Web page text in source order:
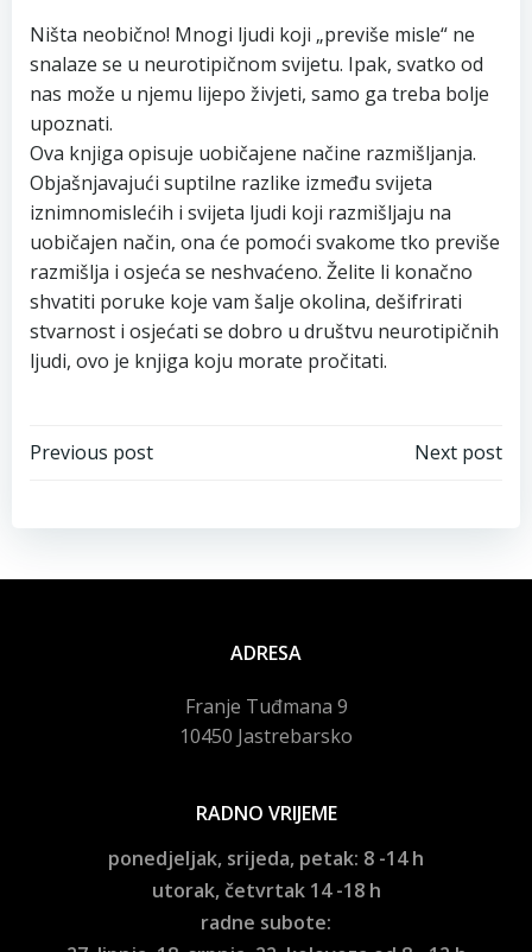
Ništa neobično! Mnogi ljudi koji „previše misle“ ne
snalaze se u neurotipičnom svijetu. Ipak, svatko od
nas može u njemu lijepo živjeti, samo ga treba bolje
upoznati.
Ova knjiga opisuje uobičajene načine razmišljanja.
Objašnjavajući suptilne razlike između svijeta
iznimnomislećih i svijeta ljudi koji razmišljaju na
uobičajen način, ona će pomoći svakome tko previše
razmišlja i osjeća se neshvaćeno. Želite li konačno
shvatiti poruke koje vam šalje okolina, dešifrirati
stvarnost i osjećati se dobro u društvu neurotipičnih
ljudi, ovo je knjiga koju morate pročitati.
Navigacija
objava
Previous post
Navigacija
objava
Next post
ADRESA
Franje Tuđmana 9
10450 Jastrebarsko
RADNO VRIJEME
ponedjeljak, srijeda, petak: 8 -14 h
utorak, četvrtak 14 -18 h
radne subote: